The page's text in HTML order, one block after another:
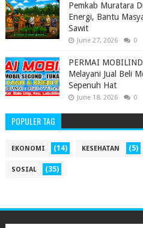
Pemkab Muratara
Energi, Bantu
Sawit
June 27, 2026 0
PERMAI
Melayani Jual Beli
Sepenuh Hat
June 18, 2026 0
POPULER TAG
EKONOMI (14) KESEHATAN (5)
SOSIAL (35)